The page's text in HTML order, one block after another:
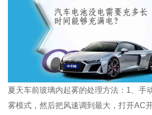
夏天车前玻璃内起雾的处理方法：1、手
雾模式，然后把风速调到最大，打开AC